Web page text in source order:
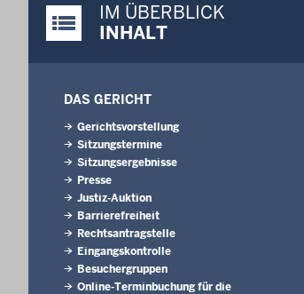
Justiz-Portal im Überblick:
IM ÜBERBLICK
INHALT
DAS GERICHT
Gerichtsvorstellung
Sitzungstermine
Sitzungsergebnisse
Presse
Justiz-Auktion
Barrierefreiheit
Rechtsantragstelle
Eingangskontrolle
Besuchergruppen
Online-Terminbuchung für die